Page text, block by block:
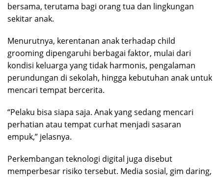
bersama, terutama bagi orang tua dan lingkungan
sekitar anak.
Menurutnya, kerentanan anak terhadap child
grooming dipengaruhi berbagai faktor, mulai dari
kondisi keluarga yang tidak harmonis, pengalaman
perundungan di sekolah, hingga kebutuhan anak untuk
mencari tempat bercerita.
“Pelaku bisa siapa saja. Anak yang sedang mencari
perhatian atau tempat curhat menjadi sasaran
empuk,” jelasnya.
Perkembangan teknologi digital juga disebut
memperbesar risiko tersebut. Media sosial, gim daring,